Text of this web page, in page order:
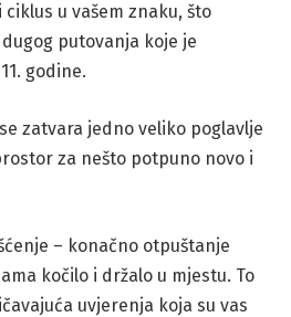
u vašem znaku, što
putovanja koje je
godine.
zatvara jedno veliko poglavlje
za nešto potpuno novo i
– konačno otpuštanje
kočilo i držalo u mjestu. To
uvjerenja koja su vas